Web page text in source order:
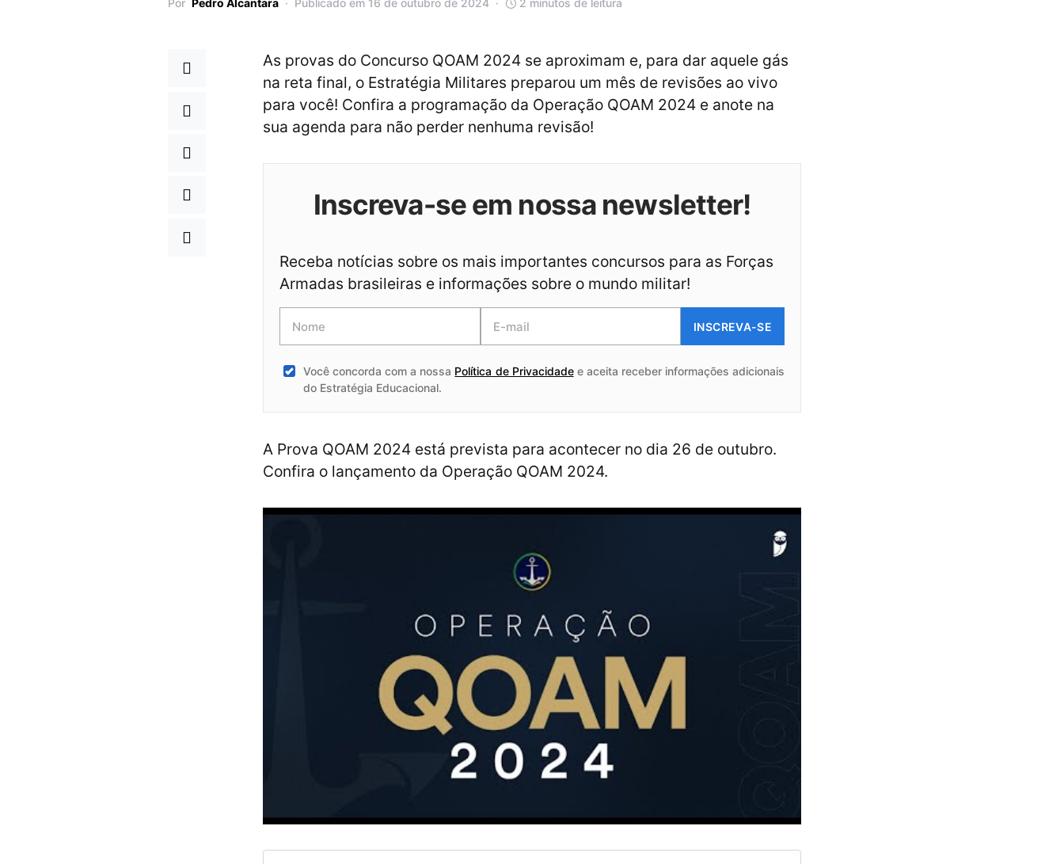
Por Pedro Alcantara Publicado em 16 de outubro de 2024 2 minutos de leitura
As provas do Concurso QOAM 2024 se aproximam e, para dar aquele gás
na reta final, o Estratégia Militares preparou um mês de revisões ao vivo
para você! Confira a programação da Operação QOAM 2024 e anote na
sua agenda para não perder nenhuma revisão!
Inscreva-se em nossa newsletter!
Receba notícias sobre os mais importantes concursos para as Forças
Armadas brasileiras e informações sobre o mundo militar!
INSCREVA-SE
Você concorda com a nossa Política de Privacidadee aceita receber informações adicionais
do Estratégia Educacional.
A Prova QOAM 2024 está prevista para acontecer no dia 26 de outubro.
Confira o lançamento da Operação QOAM 2024.